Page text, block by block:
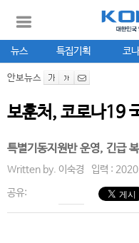
뉴스 특집기획 코
안보뉴스
보훈처, 코로나19
특별기동지원반 운영, 긴급
Written by. 이숙경 입력 :
공유: